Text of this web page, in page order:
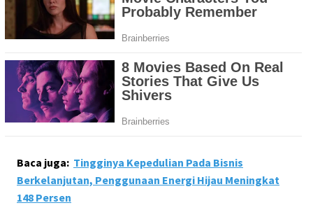
Baca juga: Tingginya Kepedulian Pada Bisnis
Berkelanjutan, Penggunaan Energi Hijau Meningkat
148 Persen